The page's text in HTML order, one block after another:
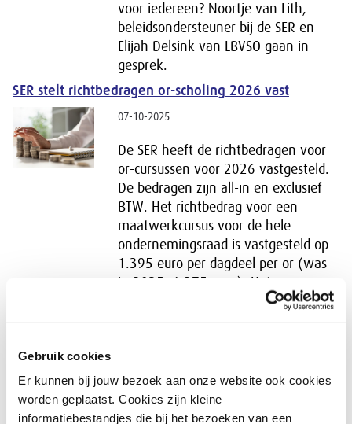
Gebruik cookies
Er kunnen bij jouw bezoek aan onze website ook cookies
worden geplaatst. Cookies zijn kleine
informatiebestandjes die bij het bezoeken van een
voor iedereen? Noortje van Lith,
beleidsondersteuner bij de SER en
Elijah Delsink van LBVSO gaan in
gesprek.
SER stelt richtbedragen or-scholing 2026 vast
07-10-2025
De SER heeft de richtbedragen voor
or-cursussen voor 2026 vastgesteld.
De bedragen zijn all-in en exclusief
BTW. Het richtbedrag voor een
maatwerkcursus voor de hele
ondernemingsraad is vastgesteld op
1.395 euro per dagdeel per or (was
in 2025: 1.275 euro). Het
richtbedrag voor een cursus op basis
van open inschrijving is 265 euro per
Arbeidsmigratie: minder waar het kan, beter waar
het moet